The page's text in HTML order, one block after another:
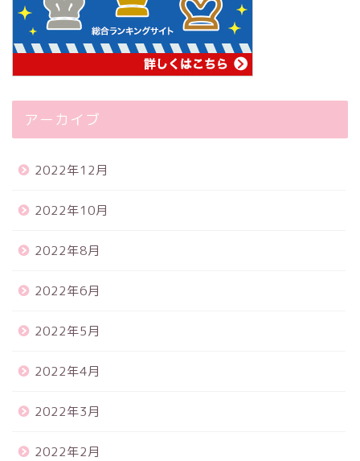
アーカイブ
2022年12月
2022年10月
2022年8月
2022年6月
2022年5月
2022年4月
2022年3月
2022年2月